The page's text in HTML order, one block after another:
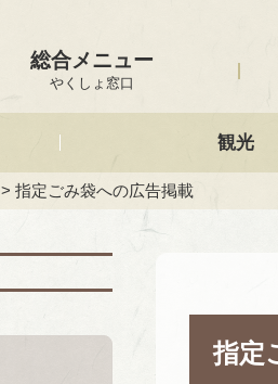
総合メニュー
やくしょ窓口
観光
> 指定ごみ袋への広告掲載
指定